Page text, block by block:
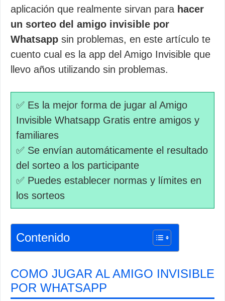
aplicación que realmente sirvan para hacer
un sorteo del amigo invisible por
Whatsapp sin problemas, en este artículo te
cuento cual es la app del Amigo Invisible que
llevo años utilizando sin problemas.
✅ Es la mejor forma de jugar al Amigo
Invisible Whatsapp Gratis entre amigos y
familiares
✅ Se envían automáticamente el resultado
del sorteo a los participante
✅ Puedes establecer normas y límites en
los sorteos
Contenido
COMO JUGAR AL AMIGO INVISIBLE
POR WHATSAPP